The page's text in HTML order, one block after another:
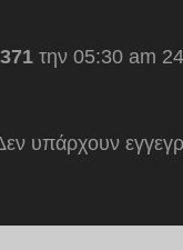
την 05:30 am
υπάρχουν